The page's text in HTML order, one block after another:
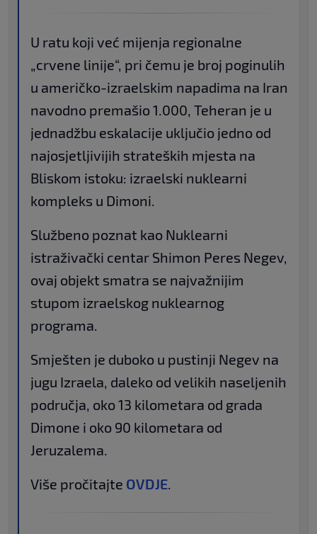
U ratu koji već mijenja regionalne
„crvene linije“, pri čemu je broj poginulih
u američko-izraelskim napadima na Iran
navodno premašio 1.000, Teheran je u
jednadžbu eskalacije uključio jedno od
najosjetljivijih strateških mjesta na
Bliskom istoku: izraelski nuklearni
kompleks u Dimoni.
Službeno poznat kao Nuklearni
istraživački centar Shimon Peres Negev,
ovaj objekt smatra se najvažnijim
stupom izraelskog nuklearnog
programa.
Smješten je duboko u pustinji Negev na
jugu Izraela, daleko od velikih naseljenih
područja, oko 13 kilometara od grada
Dimone i oko 90 kilometara od
Jeruzalema.
Više pročitajte OVDJE